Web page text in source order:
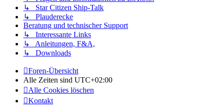
↳ Star Citizen Ship-Talk
↳ Plauderecke
Beratung und technischer Support
↳ Interessante Links
↳ Anleitungen, F&A,
↳ Downloads
Foren-Übersicht
Alle Zeiten sind UTC+02:00
Alle Cookies löschen
Kontakt